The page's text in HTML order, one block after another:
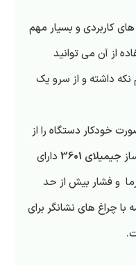
کاربردی و بسیار مهم
از آن می توانید
نکه داشته و از سرو یک
خودکار دستگاه را از
جیمیلای 3601
دارای
و فشار بیش از حد
چراغ های نشانگر برای